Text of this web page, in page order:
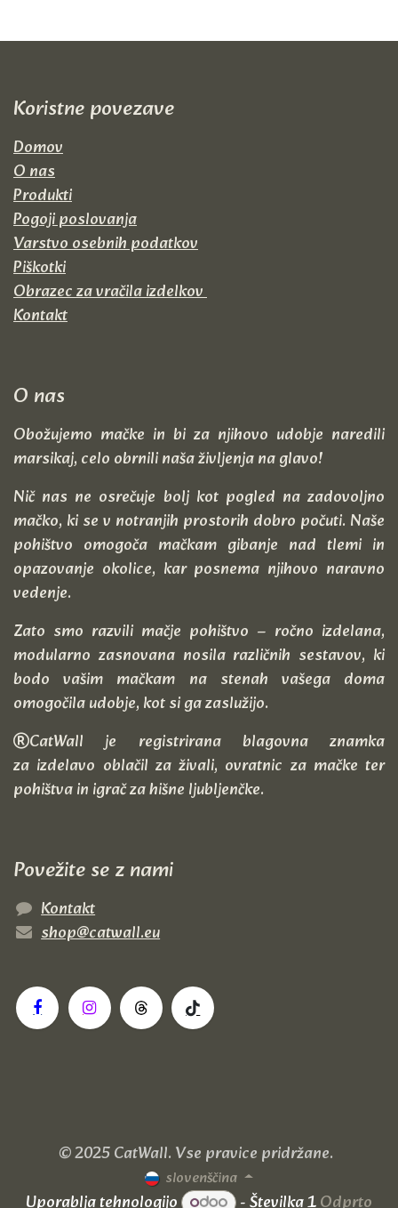
Koristne p​ovezave
Domov
O nas
Produkti
Pogoji poslovanja
Varstvo osebnih podatkov
Piškotki
Obrazec za vračila izdelkov
Kontakt
O nas
Obožujemo mačke in bi za njihovo udobje naredili
marsikaj, celo obrnili naša življenja na glavo!
Nič nas ne osrečuje bolj kot pogled na zadovoljno
mačko, ki se v notranjih prostorih dobro počuti. Naše
pohištvo omogoča mačkam gibanje nad tlemi in
opazovanje okolice, kar posnema njihovo naravno
vedenje.
Zato smo razvili mačje pohištvo – ročno izdelana,
modularno zasnovana nosila različnih sestavov, ki
bodo vašim mačkam na stenah vašega doma
omogočila udobje, kot si ga zaslužijo.
CatWall je registrirana blagovna znamka
za izdelavo oblačil za živali, ovratnic za mačke ter
pohištva in igrač za hišne ljubljenčke.
Povežite se z nami
Kontakt
shop@catwall.eu
© 2025 CatWall. Vse pravice pridržane.
slovenščina